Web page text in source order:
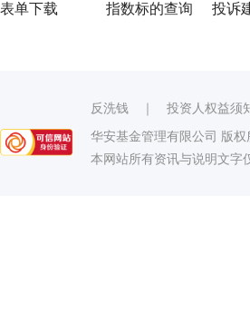
表单下载 指数标的查询 投诉
反洗钱 ｜ 投资人权益须
华安基金管理有限公司 版权
本网站所有资讯与说明文字